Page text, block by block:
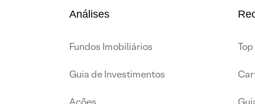
Análises
Fundos Imobiliários
Guia de Investimentos